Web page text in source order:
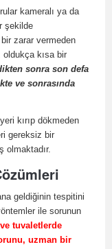
kameralı ya da
şekilde
zarar vermeden
oldukça kısa bir
sonra son defa
ve sonrasında
kırıp dökmeden
gereksiz bir
olmaktadır.
geldiğinin tespitini
ile sorunun
tuvaletlerde
uzman bir